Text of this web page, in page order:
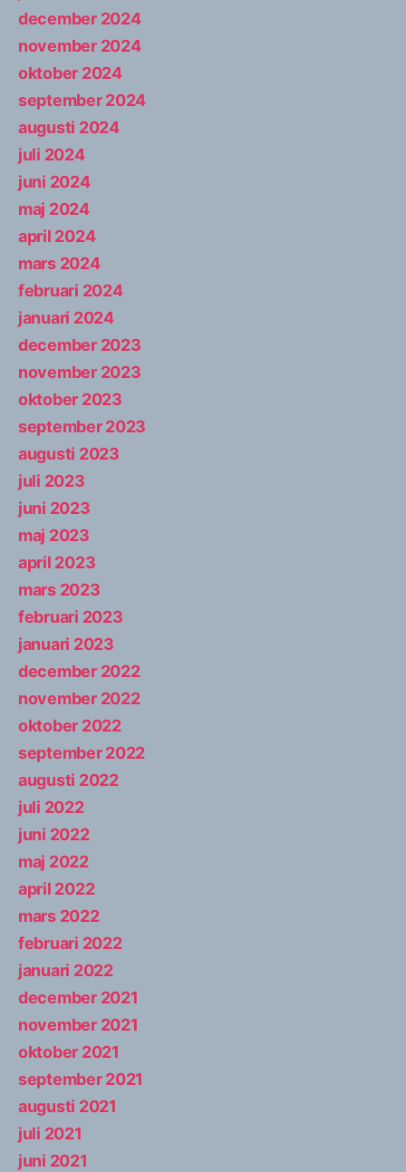
december 2024
november 2024
oktober 2024
september 2024
augusti 2024
juli 2024
juni 2024
maj 2024
april 2024
mars 2024
februari 2024
januari 2024
december 2023
november 2023
oktober 2023
september 2023
augusti 2023
juli 2023
juni 2023
maj 2023
april 2023
mars 2023
februari 2023
januari 2023
december 2022
november 2022
oktober 2022
september 2022
augusti 2022
juli 2022
juni 2022
maj 2022
april 2022
mars 2022
februari 2022
januari 2022
december 2021
november 2021
oktober 2021
september 2021
augusti 2021
juli 2021
juni 2021